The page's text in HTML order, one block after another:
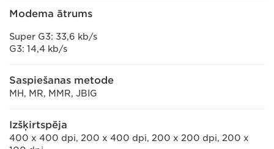
Modema ātrums
Super G3: 33,6 kb/s
G3: 14,4 kb/s
Saspiešanas metode
MH, MR, MMR, JBIG
Izšķirtspēja
400 x 400 dpi, 200 x 400 dpi, 200 x 200 dpi, 200 x